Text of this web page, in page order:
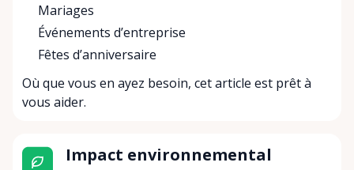
Mariages
Événements d’entreprise
Fêtes d’anniversaire
Où que vous en ayez besoin, cet article est prêt à
vous aider.
Impact environnemental